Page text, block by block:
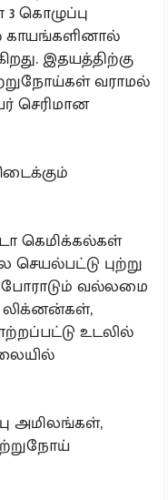
கொழுப்பு
இதயத்திற்கு
வராமல்
செரிமான
கெமிக்கல்கள்
புற்று
வல்லமை
லிக்னன்கள்,
உடலில்
அமிலங்கள்,